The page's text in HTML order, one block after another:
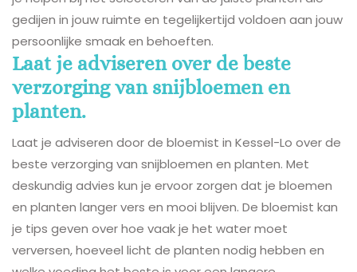
gedijen in jouw ruimte en tegelijkertijd voldoen aan jouw
persoonlijke smaak en behoeften.
Laat je adviseren over de beste
verzorging van snijbloemen en
planten.
Laat je adviseren door de bloemist in Kessel-Lo over de
beste verzorging van snijbloemen en planten. Met
deskundig advies kun je ervoor zorgen dat je bloemen
en planten langer vers en mooi blijven. De bloemist kan
je tips geven over hoe vaak je het water moet
verversen, hoeveel licht de planten nodig hebben en